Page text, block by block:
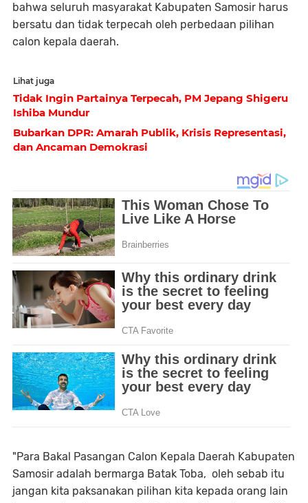
bahwa seluruh masyarakat Kabupaten Samosir harus
bersatu dan tidak terpecah oleh perbedaan pilihan
calon kepala daerah.
Lihat juga
Tidak Ingin Partainya Terpecah, PM Jepang Shigeru
Ishiba Mundur
Bubarkan DPR: Amarah Publik, Krisis Representasi,
dan Ancaman Demokrasi
"Para Bakal Pasangan Calon Kepala Daerah Kabupaten
Samosir adalah bermarga Batak Toba, oleh sebab itu
jangan kita paksanakan pilihan kita kepada orang lain